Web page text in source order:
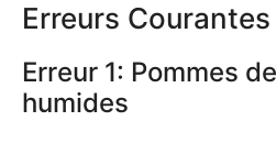
Erreurs
Erreur 1: Pommes
humides